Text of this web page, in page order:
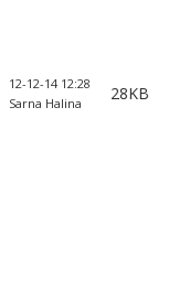
12-12-14 12:28
Sarna Halina
28KB